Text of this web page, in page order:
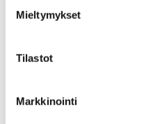
Mieltymykset
Tilastot
Markkinointi